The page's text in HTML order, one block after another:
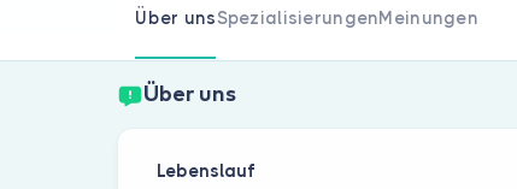
Über unsSpezialisierungenMeinungen
Über uns
Lebenslauf